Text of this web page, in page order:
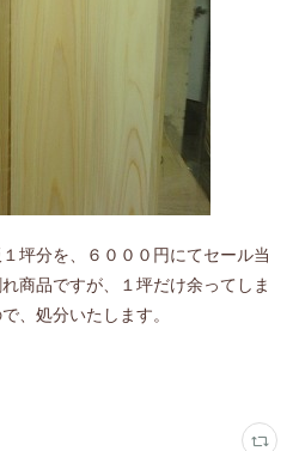
坪分を、６０００円にてセール当
商品ですが、１坪だけ余ってしま
、処分いたします。